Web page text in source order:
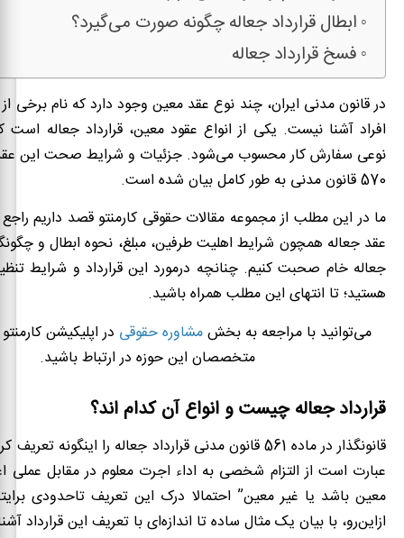
ابطال قرارداد جعاله چگونه صورت می‌گیرد؟
فسخ قرارداد جعاله
در قانون مدنی ایران، چند نوع عقد معین وجود دارد که نام برخی
افراد آشنا نیست. یکی از انواع عقود معین، قرارداد جعاله
570 قانون مدنی به طور کامل بیان شده است.
ما در این مطلب از مجموعه مقالات حقوقی کارمنتو قصد داریم
عقد جعاله همچون شرایط اهلیت طرفین، مبلغ، نحوه ابطال و
جعاله خام صحبت کنیم. چنانچه درمورد این قرارداد و شرایط
هستید؛ تا انتهای این مطلب همراه باشید.
می‌توانید با مراجعه به بخشمشاوره حقوقی در اپلیکیشن
متخصصان این حوزه در ارتباط باشید.
قرارداد جعاله چیست و انواع آن کدام اند؟
قانونگذار در ماده 561 قانون مدنی قرارداد جعاله را اینگونه
عبارت است از التزام شخصی به اداء اجرت معلوم در مقابل عملی
معین باشد یا غیر معین” احتمالا درک این تعریف تاحدودی
ازاین‌رو، با بیان یک مثال ساده تا اندازه‌ای با تعریف این قرارداد